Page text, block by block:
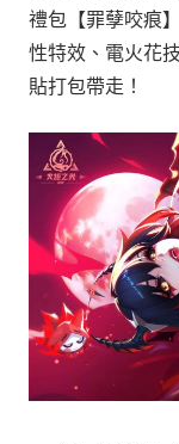
禮包【罪孽咬痕
性特效、電火花
貼打包帶走！